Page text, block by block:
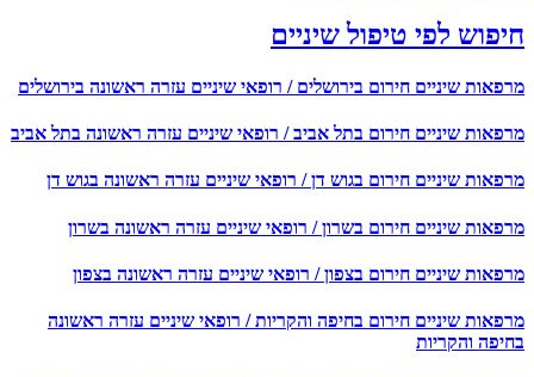
חיפוש לפי טיפול שיניים
מרפאות שיניים חירום בירושלים / רופאי שיניים עזרה ראשונה בירושלים
מרפאות שיניים חירום בתל אביב / רופאי שיניים עזרה ראשונה בתל אביב
מרפאות שיניים חירום בגוש דן / רופאי שיניים עזרה ראשונה בגוש דן
מרפאות שיניים חירום בשרון / רופאי שיניים עזרה ראשונה בשרון
מרפאות שיניים חירום בצפון / רופאי שיניים עזרה ראשונה בצפון
מרפאות שיניים חירום בחיפה והקריות / רופאי שיניים עזרה ראשונה
בחיפה והקריות